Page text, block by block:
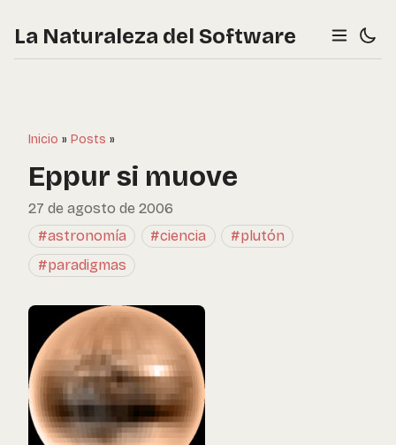
La Naturaleza del Software
Inicio » Posts »
Eppur si muove
27 de agosto de 2006
#astronomía
#ciencia
#plutón
#paradigmas